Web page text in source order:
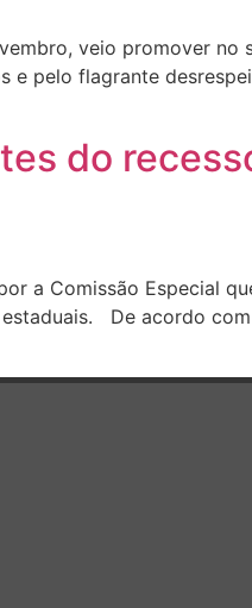
veio promover
pelo flagrante
do
a Comissão Especial
De acordo